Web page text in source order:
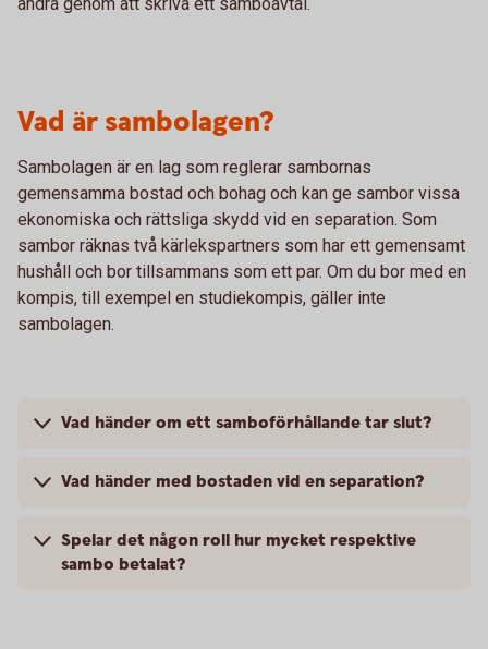
Vad är sambolagen?
Sambolagen är en lag som reglerar sambornas
gemensamma bostad och bohag och kan ge sambor vissa
ekonomiska och rättsliga skydd vid en separation. Som
sambor räknas två kärlekspartners som har ett gemensamt
hushåll och bor tillsammans som ett par. Om du bor med en
kompis, till exempel en studiekompis, gäller inte
sambolagen.
Vad händer om ett samboförhållande tar slut?
Vad händer med bostaden vid en separation?
Spelar det någon roll hur mycket respektive
sambo betalat?